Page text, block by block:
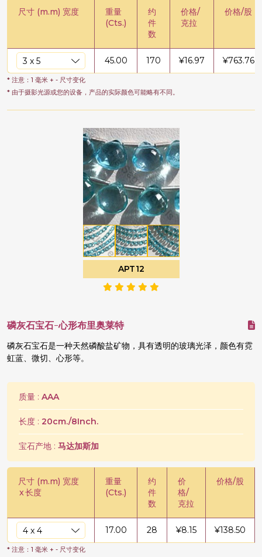
尺寸 (m.m) 宽度
重量
(Cts.)
约
件
数
价格/
克拉
价格/股
45.00 170 ¥16.97 ¥763.76
* 注意：1 毫米 + - 尺寸变化
* 由于摄影光源或您的设备，产品的实际颜色可能略有不同。
APT12
磷灰石宝石-心形布里奥莱特
磷灰石宝石是一种天然磷酸盐矿物，具有透明的玻璃光泽，颜色有霓
虹蓝、微切、心形等。
质量 : AAA
长度 : 20cm./8Inch.
宝石产地 : 马达加斯加
尺寸 (m.m) 宽度
x长度
重量
(Cts.)
约
件
数
价
格/
克拉
价格/股
17.00 28 ¥8.15 ¥138.50
* 注意：1 毫米 + - 尺寸变化